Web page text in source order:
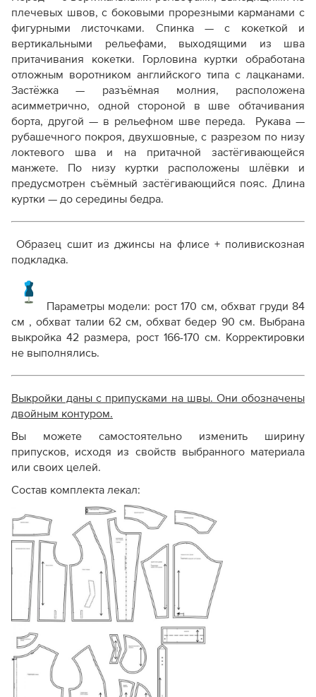
плечевых швов, с боковыми прорезными карманами с
фигурными листочками. Спинка — с кокеткой и
вертикальными рельефами, выходящими из шва
притачивания кокетки. Горловина куртки обработана
отложным воротником английского типа с лацканами.
Застёжка — разъёмная молния, расположена
асимметрично, одной стороной в шве обтачивания
борта, другой — в рельефном шве переда. Рукава —
рубашечного покроя, двухшовные, с разрезом по низу
локтевого шва и на притачной застёгивающейся
манжете. По низу куртки расположены шлёвки и
предусмотрен съёмный застёгивающийся пояс. Длина
куртки — до середины бедра.
Образец сшит из джинсы на флисе + поливискозная
подкладка.
Параметры модели: рост 170 см, обхват груди 84
см , обхват талии 62 см, обхват бедер 90 см. Выбрана
выкройка 42 размера, рост 166-170 см. Корректировки
не выполнялись.
Выкройки даны с припусками на швы. Они обозначены
двойным контуром.
Вы можете самостоятельно изменить ширину
припусков, исходя из свойств выбранного материала
или своих целей.
Состав комплекта лекал: